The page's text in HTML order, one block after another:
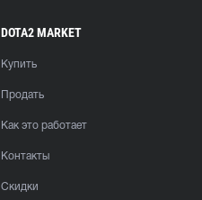
DOTA2 MARKET
Купить
Продать
Как это работает
Контакты
Скидки